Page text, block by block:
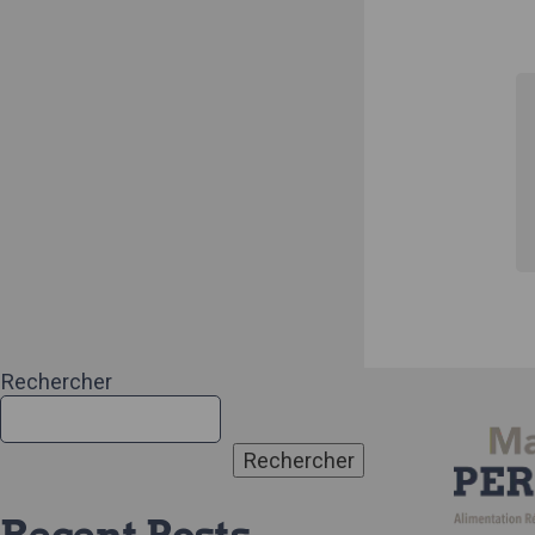
Rechercher
Rechercher